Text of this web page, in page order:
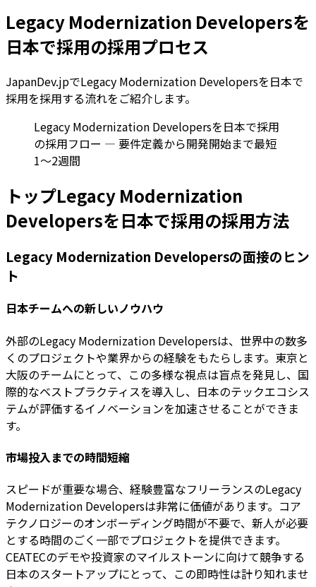
Legacy Modernization Developersを
日本で採用の採用プロセス
JapanDev.jpでLegacy Modernization Developersを日本で
採用を採用する流れをご紹介します。
Legacy Modernization Developersを日本で採用
の採用フロー — 要件定義から開発開始まで最短
1〜2週間
トップLegacy Modernization
Developersを日本で採用の採用方法
Legacy Modernization Developersの面接のヒン
ト
日本チームへの新しいノウハウ
外部のLegacy Modernization Developersは、世界中の数多
くのプロジェクトや業界からの経験をもたらします。東京と
大阪のチームにとって、この多様な視点は盲点を発見し、国
際的なベストプラクティスを導入し、日本のテックエコシス
テムが評価するイノベーションを加速させることができま
す。
市場投入までの時間短縮
スピードが重要な場合、経験豊富なフリーランスのLegacy
Modernization Developersは非常に価値があります。コア
テクノロジーのオンボーディング時間が不要で、新人が必要
とする時間のごく一部でプロジェクトを提供できます。
CEATECのデモや投資家のマイルストーンに向けて競争する
日本のスタートアップにとって、この即時性は計り知れませ